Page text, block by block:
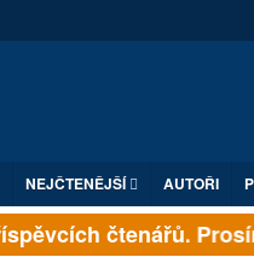
NEJČTENĚJŠÍ AUTOŘI
čtenářů.